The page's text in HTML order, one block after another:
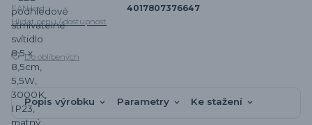
EAN kód:
4017807376647
Hlídat cenu / dostupnost
Do oblíbených
Popis výrobku Parametry Ke stažení